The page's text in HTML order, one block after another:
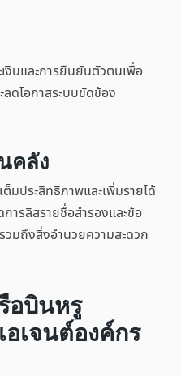
งินและการยืนยันตัวตนเพื่อ
ดโอกาสระบบขัดข้อง
คลัง
มประสิทธิภาพและเพิ่มรายได้
ารลิสรายชื่อสำรองและข้อ
มถึงสิ่งอำนวยความสะดวก
อบินหรู
เจนต์องค์กร